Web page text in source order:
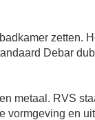
zetten.
Debar
metaal. RVS
vormgeving en